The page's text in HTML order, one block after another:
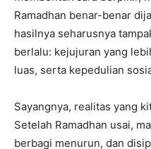
Ramadhan benar-benar
hasilnya seharusnya
berlalu: kejujuran yang
luas, serta kepedulian
Sayangnya, realitas yang
Setelah Ramadhan usai,
berbagi menurun, dan